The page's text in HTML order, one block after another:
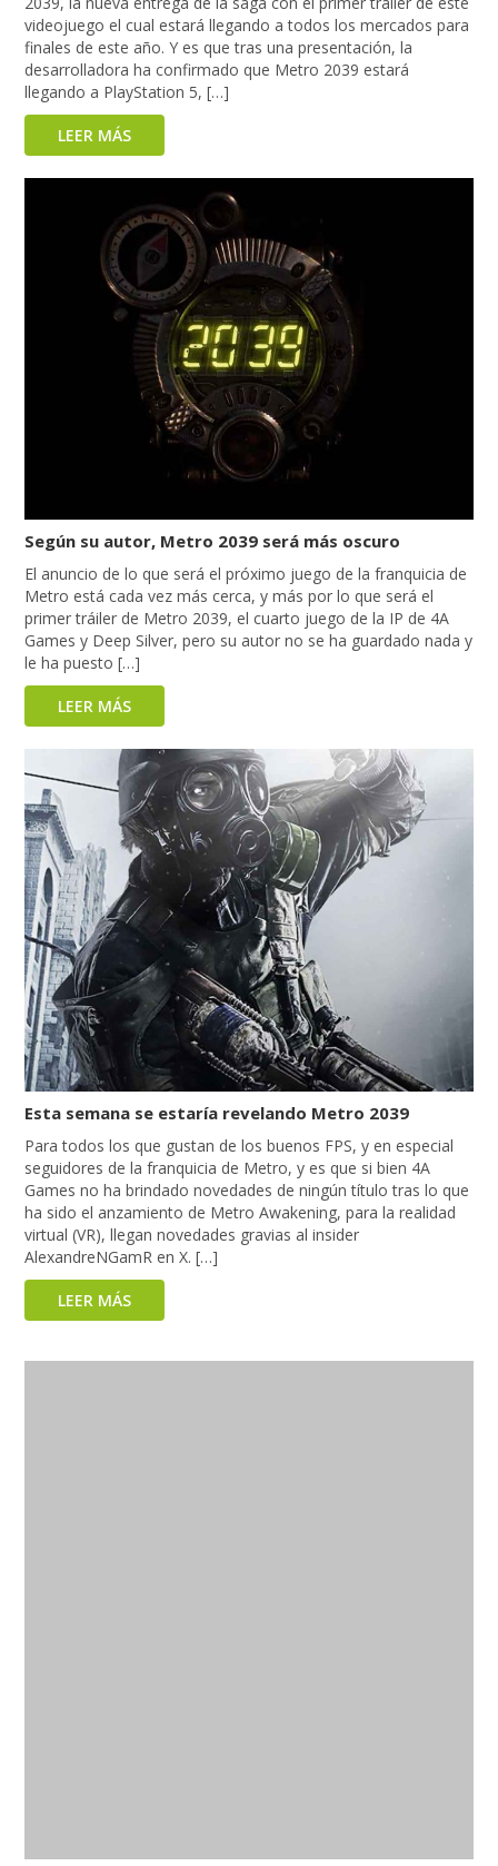
videojuego el cual estará llegando a todos los mercados para
finales de este año. Y es que tras una presentación, la
desarrolladora ha confirmado que Metro 2039 estará
llegando a PlayStation 5, […]
LEER MÁS
Según su autor, Metro 2039 será más oscuro
El anuncio de lo que será el próximo juego de la franquicia de
Metro está cada vez más cerca, y más por lo que será el
primer tráiler de Metro 2039, el cuarto juego de la IP de 4A
Games y Deep Silver, pero su autor no se ha guardado nada y
le ha puesto […]
LEER MÁS
Esta semana se estaría revelando Metro 2039
Para todos los que gustan de los buenos FPS, y en especial
seguidores de la franquicia de Metro, y es que si bien 4A
Games no ha brindado novedades de ningún título tras lo que
ha sido el anzamiento de Metro Awakening, para la realidad
virtual (VR), llegan novedades gravias al insider
AlexandreNGamR en X. […]
LEER MÁS